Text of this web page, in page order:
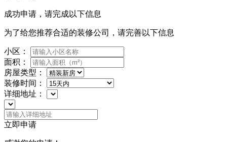
成功申请，请完成以下信息
为了给您推荐合适的装修公司，请完善以下信息
小区：
面积：
房屋类型：
装修时间：
详细地址：
立即申请